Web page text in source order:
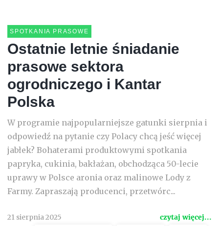
SPOTKANIA PRASOWE
Ostatnie letnie śniadanie
prasowe sektora
ogrodniczego i Kantar
Polska
W programie najpopularniejsze gatunki sierpnia i
odpowiedź na pytanie czy Polacy chcą jeść więcej
jabłek? Bohaterami produktowymi spotkania
papryka, cukinia, bakłażan, obchodząca 50-lecie
uprawy w Polsce aronia oraz malinowe Lody z
Farmy. Zapraszają producenci, przetwórc...
21 sierpnia 2025 czytaj więcej...